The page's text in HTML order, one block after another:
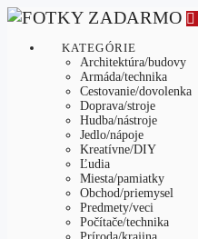
KATEGÓRIE
Architektúra/budovy
Armáda/technika
Cestovanie/dovolenka
Doprava/stroje
Hudba/nástroje
Jedlo/nápoje
Kreatívne/DIY
Ľudia
Miesta/pamiatky
Obchod/priemysel
Predmety/veci
Počítače/technika